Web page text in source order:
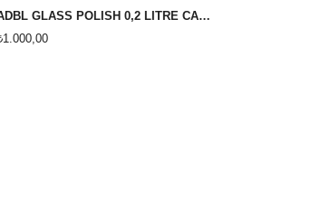
ADBL GLASS POLİSH 0,2 LİTRE CAM CİLASI